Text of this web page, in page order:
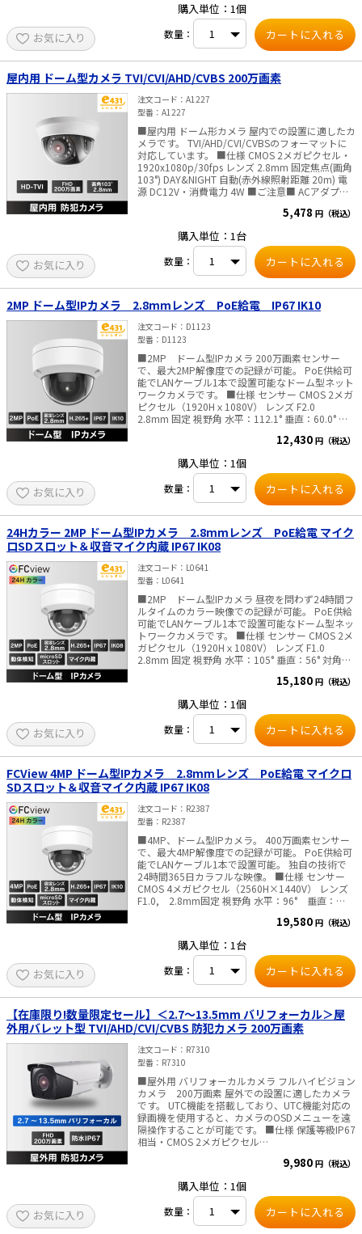
マイク内蔵｜音声録音対応 カメラ本体にマイクを
内蔵。 PoC対応により、同軸ケーブル経由で音声
伝送が可能で、現場の状況把握に役立ちます。 ■
屋外設置に強い耐腐食設計 NEMA 4X準拠の中レベ
ル耐腐食仕様。 海岸線から約2km離れた沿岸地域
や、酸性雨の影響を受ける環境でも、長期間安定
した運用が可能です。
お気に入り
購入単位：1個
数量：
屋内用 ドーム型カメラ TVI/CVI/AHD/CVBS 200万画素
注文コード
A1227
型番
A1227
■屋内用 ドーム形カメラ 屋内での設置に適したカ
メラです。 TVI/AHD/CVI/CVBSのフォーマットに
対応しています。 ■仕様 CMOS 2メガピクセル・
1920x1080p/30fps レンズ 2.8mm 固定焦点(画角
103°) DAY&NIGHT 自動(赤外線照射距離 20m) 電
源 DC12V・消費電力 4W ■ご注意■ ACアダプタ
5,478 円（税込）
お気に入り
購入単位：1台
数量：
2MP ドーム型IPカメラ 2.8mmレンズ PoE給電 IP67 IK10
注文コード
D1123
型番
D1123
■2MP ドーム型IPカメラ 200万画素センサー
で、最大2MP解像度での記録が可能。 PoE供給可
能でLANケーブル1本で設置可能なドーム型ネット
ワークカメラです。 ■仕様 センサー CMOS 2メガ
ピクセル（1920Hｘ1080V） レンズ F2.0
2.8mm 固定 視野角 水平：112.1° 垂直：60.0° 対
映像、赤外線ライト照射距離 最大30m WEBブラ
タートガイド”に日本語の説明があります) 搭載ス
IP67(耐衝撃性能:IK10) 消費電力 12 VDC, 0.4 A, 最
大 5 W / PoE: (802.3af) 最大6.5W 寸法 Φ110 ×
82.4 mm ・重量 約410 g ※屋内/屋外ともにご
利用いただけます。 ■ご注意■ ACアダプタは付
属しておりません。 別途販売はこちらより
12,430 円（税込）
お気に入り
購入単位：1個
数量：
24Hカラー 2MP ドーム型IPカメラ 2.8mmレンズ PoE給電 マイク
ロSDスロット＆収音マイク内蔵 IP67 IK08
注文コード
L0641
型番
L0641
■2MP ドーム型IPカメラ 昼夜を問わず24時間フ
ルタイムのカラー映像での記録が可能。 PoE供給
可能でLANケーブル1本で設置可能なドーム型ネッ
トワークカメラです。 ■仕様 センサー CMOS 2メ
ガピクセル（1920Hｘ1080V） レンズ F1.0
2.8mm 固定 視野角 水平：105° 垂直：56° 対角：
の説明があります) 搭載ストレージ
microSD/microSDHC/microSDXC(最大256GB) 内
蔵マイク 搭載 防水防塵性能 IP67(耐衝撃性
(802.3af, 36 V ～ 57 V), 0.2 A to 0.15 A, 最大. 6.5
W 寸法 Φ121.5 × 97.6 mm ・重量 約500 g ■ご
注意■ ACアダプタは付属しておりません。 別途
販売はこちらより
15,180 円（税込）
お気に入り
購入単位：1個
数量：
FCView 4MP ドーム型IPカメラ 2.8mmレンズ PoE給電 マイクロ
SDスロット＆収音マイク内蔵 IP67 IK08
注文コード
R2387
型番
R2387
■4MP、ドーム型IPカメラ。 400万画素センサー
で、最大4MP解像度での記録が可能。 PoE供給可
能でLANケーブル1本で設置可能。 独自の技術で
24時間365日カラフルな映像。 ■仕様 センサー
CMOS 4メガピクセル（2560H×1440V） レンズ
F1.0, 2.8mm固定 視野角 水平：96° 垂直：
ド”に日本語の説明があります) 搭載ストレージ マ
イクロSDカードスロット（最大256GB)SDカード
のご購入はこちらから 内蔵マイク 搭載 防水防塵
0.4 A, 最大5W / PoE(802.3af）,0.2A～0.15A, 最大
6.5W 寸法 Φ121.5× 97.6 mm ・重量 約500g
■ご注意■ PoE給電しない場合、別途販売のACア
ダプタが必要です。 別途販売はこちらより
19,580 円（税込）
お気に入り
購入単位：1台
数量：
【在庫限り!数量限定セール】＜2.7～13.5mm バリフォーカル＞屋
外用バレット型 TVI/AHD/CVI/CVBS 防犯カメラ 200万画素
注文コード
R7310
型番
R7310
■屋外用 バリフォーカルカメラ フルハイビジョン
カメラ 200万画素 屋外での設置に適したカメラ
です。 UTC機能を搭載しており、UTC機能対応の
録画機を使用すると、カメラのOSDメニューを遠
隔操作することが可能です。 ■仕様 保護等級IP67
相当・CMOS 2メガピクセル
(画角 32.1°～103°) DAY&NIGHT 自動(赤外線照射
費電力 7.5W ■ご注意■ ACアダプタは付属してお
りません 別途販売はこちらより
9,980 円（税込）
お気に入り
購入単位：1個
数量：